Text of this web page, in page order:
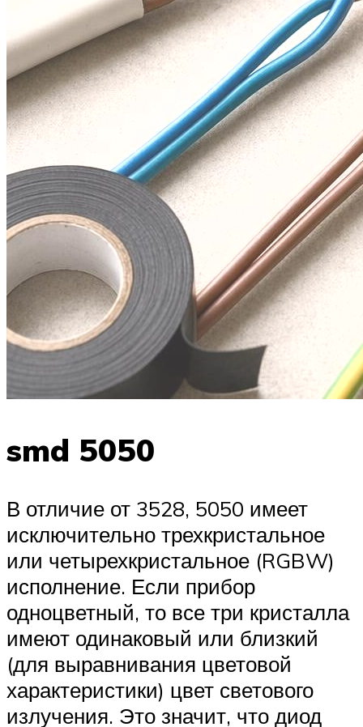
smd 5050
В отличие от 3528, 5050 имеет
исключительно трехкристальное
или четырехкристальное (RGBW)
исполнение. Если прибор
одноцветный, то все три кристалла
имеют одинаковый или близкий
(для выравнивания цветовой
характеристики) цвет светового
излучения. Это значит, что диод